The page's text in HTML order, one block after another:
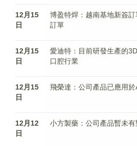
12月15
日
博盈特焊：越南基地新簽
訂單
12月15
日
愛迪特：目前研發生產的
口腔行業
12月15
日
飛榮達：公司產品已應用於
12月12
日
小方製藥：公司產品暫未